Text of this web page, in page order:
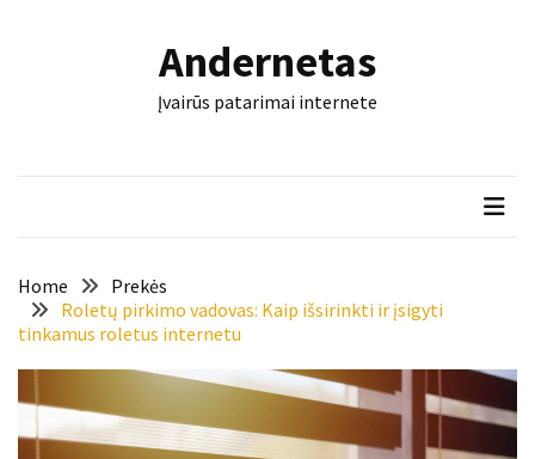
trinkelės
tarnaus
dešimtmečius
vertimas
Andernetas
Įvairūs patarimai internete
Home
Prekės
Roletų pirkimo vadovas: Kaip išsirinkti ir įsigyti
tinkamus roletus internetu